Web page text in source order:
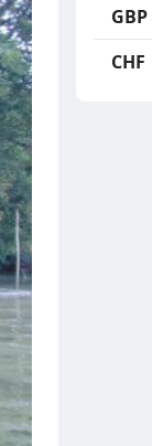
GBP
CHF